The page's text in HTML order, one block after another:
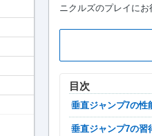
ニクルズのプレイにお
目次
垂直ジャンプ7の
垂直ジャンプ7の